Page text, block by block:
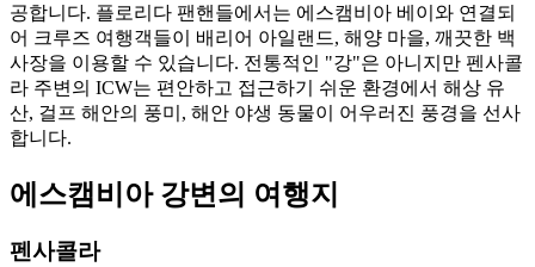
공합니다. 플로리다 팬핸들에서는 에스캠비아 베이와 연결되
어 크루즈 여행객들이 배리어 아일랜드, 해양 마을, 깨끗한 백
사장을 이용할 수 있습니다. 전통적인 "강"은 아니지만 펜사콜
라 주변의 ICW는 편안하고 접근하기 쉬운 환경에서 해상 유
산, 걸프 해안의 풍미, 해안 야생 동물이 어우러진 풍경을 선사
합니다.
에스캠비아 강변의 여행지
펜사콜라